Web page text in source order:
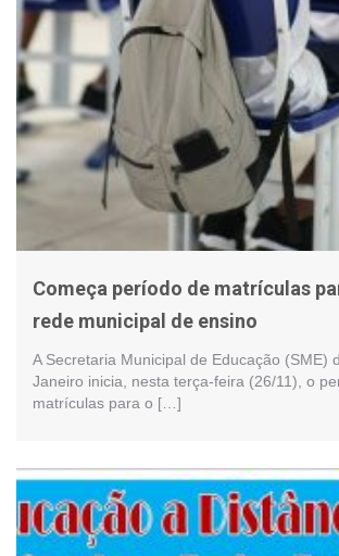
Começa período de matrículas
rede municipal de ensino
A Secretaria Municipal de Educação (SME)
Janeiro inicia, nesta terça-feira (26/11), o
matrículas para o […]